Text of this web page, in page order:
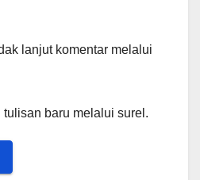
lanjut komentar melalui
tulisan baru melalui surel.